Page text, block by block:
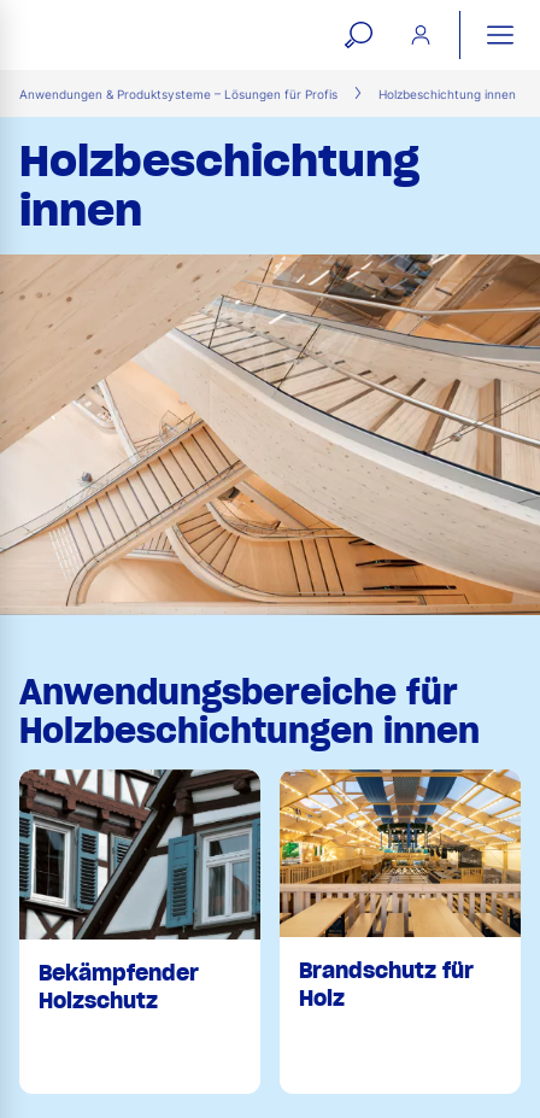
open
search
Anwendungen & Produktsysteme – Lösungen für Profis Holzbeschichtung innen
Holzbeschichtung
innen
Anwendungsbereiche für
Holzbeschichtungen innen
Bekämpfender
Holzschutz
Brandschutz für
Holz